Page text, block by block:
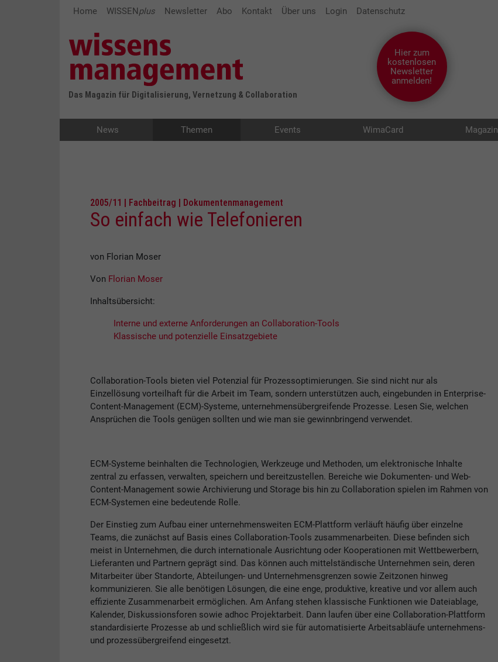
Home WISSENplus Newsletter Abo Kontakt Über uns Login Datenschutz
Das Magazin für Digitalisierung, Vernetzung & Collaboration
Hier zum
kostenlosen
Newsletter
anmelden!
News Themen Events WimaCard Magazin
2005/11 | Fachbeitrag | Dokumentenmanagement
So einfach wie Telefonieren
von Florian Moser
Von Florian Moser
Inhaltsübersicht:
Interne und externe Anforderungen an Collaboration-Tools
Klassische und potenzielle Einsatzgebiete
Collaboration-Tools bieten viel Potenzial für Prozessoptimierungen. Sie sind nicht nur als
Einzellösung vorteilhaft für die Arbeit im Team, sondern unterstützen auch, eingebunden in Enterprise-
Content-Management (ECM)-Systeme, unternehmensübergreifende Prozesse. Lesen Sie, welchen
Ansprüchen die Tools genügen sollten und wie man sie gewinnbringend verwendet.
ECM-Systeme beinhalten die Technologien, Werkzeuge und Methoden, um elektronische Inhalte
zentral zu erfassen, verwalten, speichern und bereitzustellen. Bereiche wie Dokumenten- und Web-
Content-Management sowie Archivierung und Storage bis hin zu Collaboration spielen im Rahmen von
ECM-Systemen eine bedeutende Rolle.
Der Einstieg zum Aufbau einer unternehmensweiten ECM-Plattform verläuft häufig über einzelne
Teams, die zunächst auf Basis eines Collaboration-Tools zusammenarbeiten. Diese befinden sich
meist in Unternehmen, die durch internationale Ausrichtung oder Kooperationen mit Wettbewerbern,
Lieferanten und Partnern geprägt sind. Das können auch mittelständische Unternehmen sein, deren
Mitarbeiter über Standorte, Abteilungen- und Unternehmensgrenzen sowie Zeitzonen hinweg
kommunizieren. Sie alle benötigen Lösungen, die eine enge, produktive, kreative und vor allem auch
effiziente Zusammenarbeit ermöglichen. Am Anfang stehen klassische Funktionen wie Dateiablage,
Kalender, Diskussionsforen sowie adhoc Projektarbeit. Dann laufen über eine Collaboration-Plattform
standardisierte Prozesse ab und schließlich wird sie für automatisierte Arbeitsabläufe unternehmens-
und prozessübergreifend eingesetzt.